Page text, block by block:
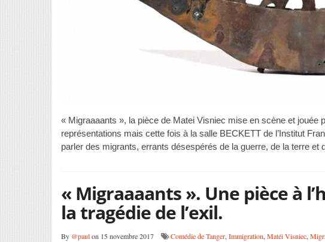
« Migraaaants », la pièce de Matei Visniec mise en scène et jouée
représentations mais cette fois à la salle BECKETT de l’Institut
parler des migrants, errants désespérés de la guerre, de la terre
« Migraaaants ». Une pièce à
la tragédie de l’exil.
By @paulon 15 novembre 2017 Comédie de Tanger,Immigration,Matéi Visniec,